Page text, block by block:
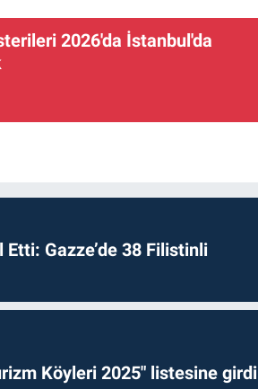
2026'da İstanbul'da
Gazze’de 38 Filistinli
Köyleri 2025" listesine girdi